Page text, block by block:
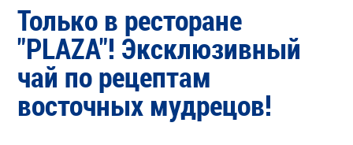
Только в ресторане
"PLAZA"! Эксклюзивный
чай по рецептам
восточных мудрецов!